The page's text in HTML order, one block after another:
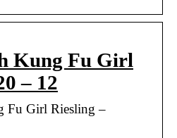
Kung Fu Girl
– 12
Fu Girl Riesling –